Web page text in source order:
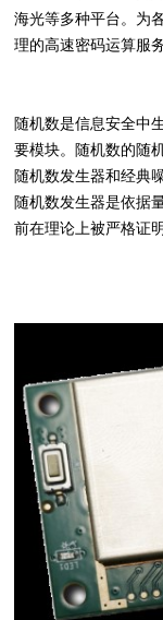
海光等多种平台。为
理的高速密码运算服务
随机数是信息安全中
要模块。随机数的随
随机数发生器和经典
随机数发生器是依据
前在理论上被严格证